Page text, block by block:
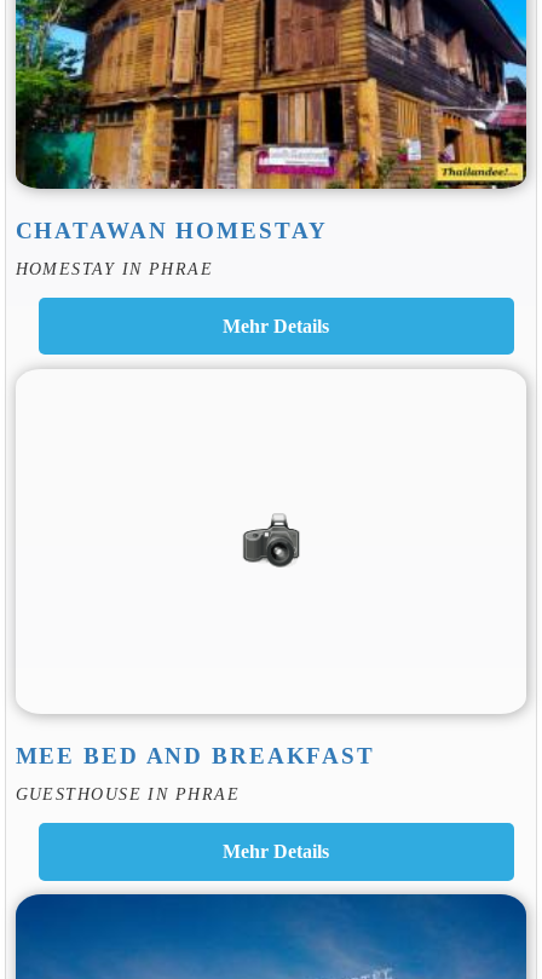
CHATAWAN HOMESTAY
HOMESTAY IN PHRAE
MEE BED AND BREAKFAST
GUESTHOUSE IN PHRAE